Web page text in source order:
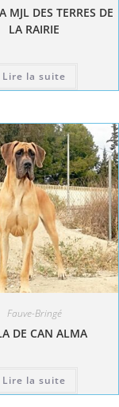
MJL DES TERRES DE
LA RAIRIE
Lire la suite
Fauve-Bringé
DE CAN ALMA
Lire la suite